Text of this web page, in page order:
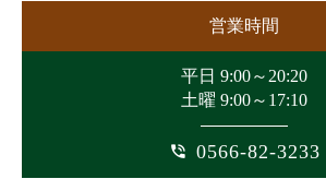
営業時間
平日 9:00～20:20
土曜 9:00～17:10
phone_in_talk 0566-82-3233